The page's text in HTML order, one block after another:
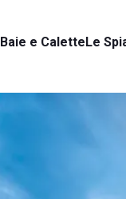
Baie e CaletteLe